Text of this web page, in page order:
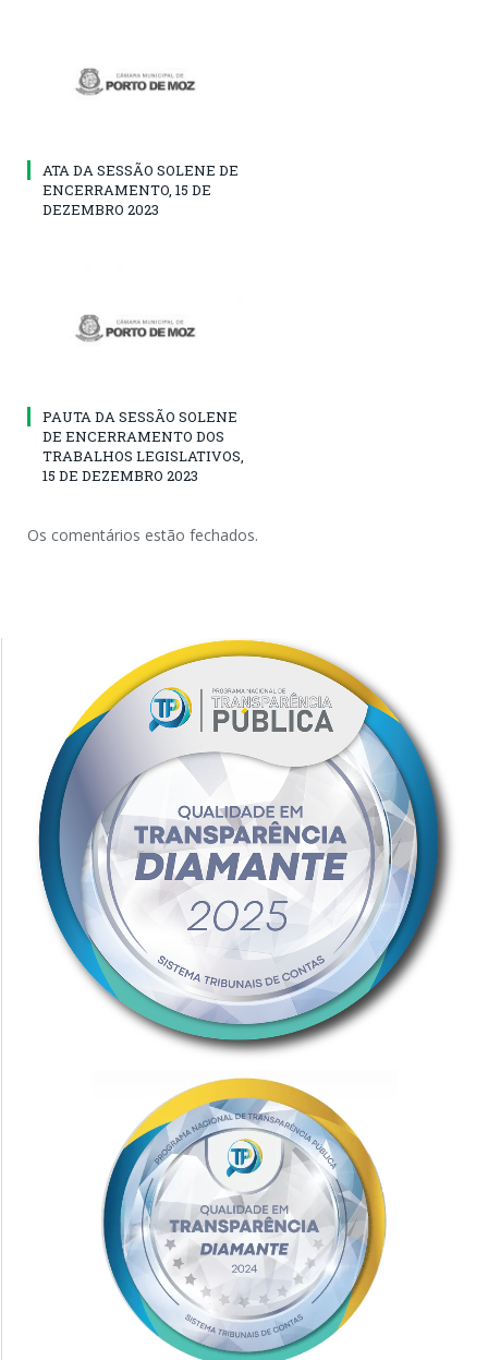
ATA DA SESSÃO SOLENE DE
ENCERRAMENTO, 15 DE
DEZEMBRO 2023
PAUTA DA SESSÃO SOLENE
DE ENCERRAMENTO DOS
TRABALHOS LEGISLATIVOS,
15 DE DEZEMBRO 2023
Os comentários estão fechados.